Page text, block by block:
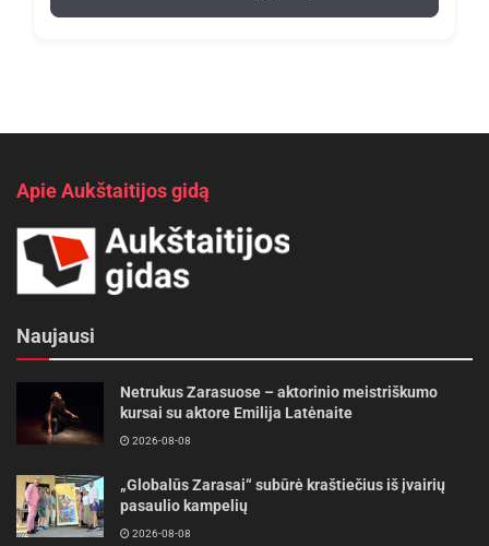
Apie Aukštaitijos gidą
Naujausi
Netrukus Zarasuose – aktorinio meistriškumo
kursai su aktore Emilija Latėnaite
2026-08-08
„Globalūs Zarasai“ subūrė kraštiečius iš įvairių
pasaulio kampelių
2026-08-08